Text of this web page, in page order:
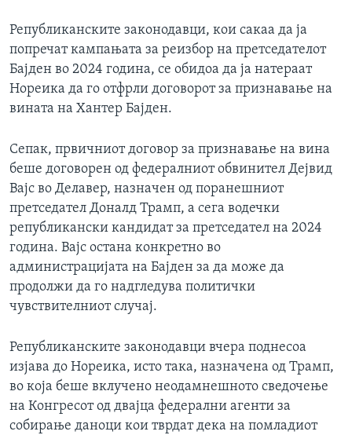
Републиканските законодавци, кои сакаа да ја
попречат кампањата за реизбор на претседателот
Бајден во 2024 година, се обидоа да ја натераат
Нореика да го отфрли договорот за признавање на
вината на Хантер Бајден.
Сепак, првичниот договор за признавање на вина
беше договорен од федералниот обвинител Дејвид
Вајс во Делавер, назначен од поранешниот
претседател Доналд Трамп, а сега водечки
републикански кандидат за претседател на 2024
година. Вајс остана конкретно во
администрацијата на Бајден за да може да
продолжи да го надгледува политички
чувствителниот случај.
Републиканските законодавци вчера поднесоа
изјава до Нореика, исто така, назначена од Трамп,
во која беше вклучено неодамнешното сведочење
на Конгресот од двајца федерални агенти за
собирање даноци кои тврдат дека на помладиот